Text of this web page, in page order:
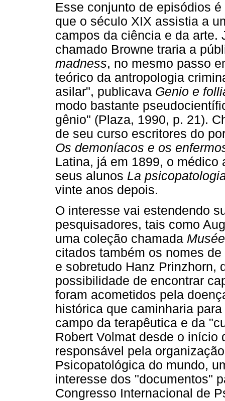
Esse conjunto de episódios
que o século XIX assistia a
campos da ciência e da arte.
chamado Browne traria a
madness, no mesmo passo
teórico da antropologia
asilar", publicava Genio e
modo bastante
gênio" (Plaza, 1990, p. 21).
de seu curso escritores do
Os demoníacos e os
Latina, já em 1899, o
seus alunos La
vinte anos depois.
O interesse vai estendendo
pesquisadores, tais como
uma coleção chamada
citados também os nomes
e sobretudo Hanz Prinzhorn,
possibilidade de encontrar
foram acometidos pela
histórica que caminharia
campo da terapêutica e da
Robert Volmat desde o início
responsável pela
Psicopatológica do mundo,
interesse dos "documentos"
Congresso Internacional de